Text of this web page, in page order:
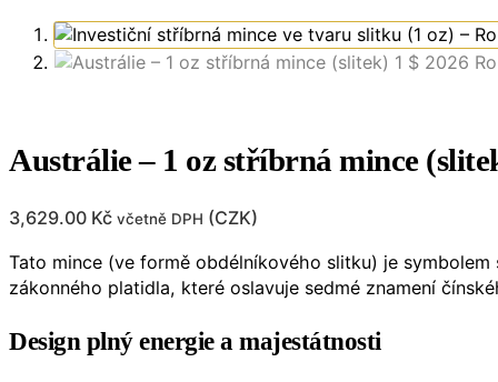
Austrálie – 1 oz stříbrná mince
3,629.00 Kč včetně DPH (CZK)
Tato mince (ve formě obdélníkového slitku) je
zákonného platidla, které oslavuje sedmé znamení
Design plný energie a majestátnosti